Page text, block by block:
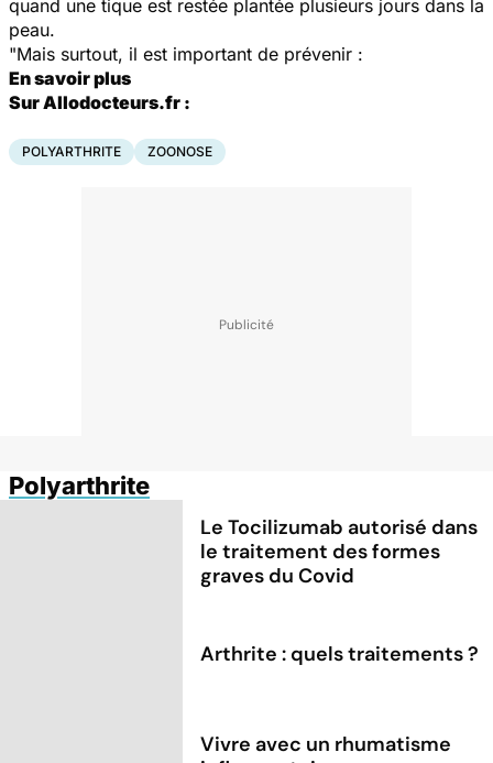
quand une tique est restée plantée plusieurs jours dans la
peau.
"Mais surtout, il est important de prévenir :
En savoir plus
Sur Allodocteurs.fr :
POLYARTHRITE ZOONOSE
Polyarthrite
Le Tocilizumab autorisé dans
le traitement des formes
graves du Covid
Arthrite : quels traitements ?
Vivre avec un rhumatisme